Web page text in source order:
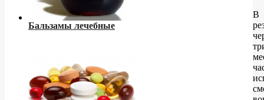
Бальзамы лечебные
В